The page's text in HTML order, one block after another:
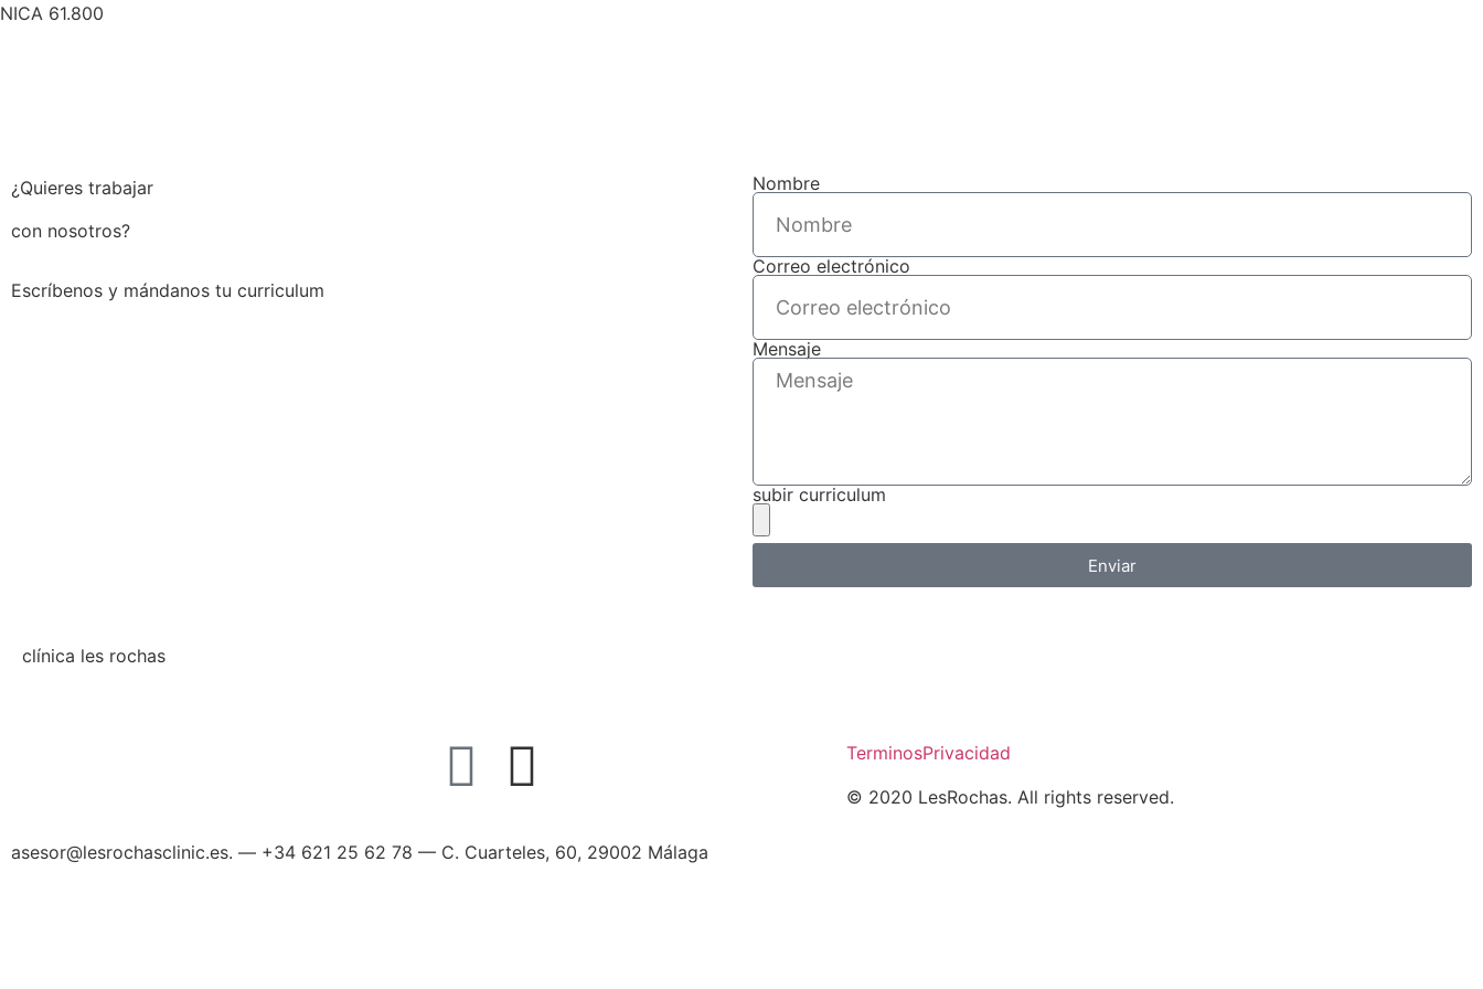
NICA 61.800
¿Quieres trabajar
con nosotros?
Escríbenos y mándanos tu curriculum
Nombre
Correo electrónico
Mensaje
subir curriculum
Enviar
clínica les rochas
TerminosPrivacidad
© 2020 LesRochas. All rights reserved.
asesor@lesrochasclinic.es. — ‪+34 621 25 62 78‬ — C. Cuarteles, 60, 29002 Málaga